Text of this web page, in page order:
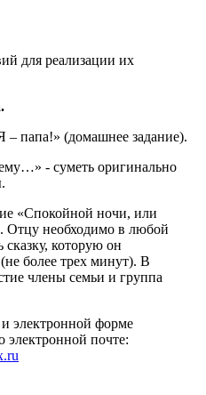
для реализации их
– папа!» (домашнее задание).
- суметь оригинально
«Спокойной ночи, или
Отцу необходимо в любой
сказку, которую он
более трех минут). В
члены семьи и группа
электронной форме
электронной почте: